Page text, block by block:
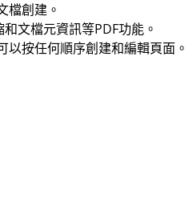
檔創建。
文檔元資訊等PDF功能。
按任何順序創建和編輯頁面。